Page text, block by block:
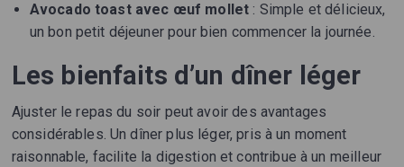
Avocado toast avec œuf mollet : Simple et délicieux,
un bon petit déjeuner pour bien commencer la journée.
Les bienfaits d’un dîner léger
Ajuster le repas du soir peut avoir des avantages
considérables. Un dîner plus léger, pris à un moment
raisonnable, facilite la digestion et contribue à un meilleur